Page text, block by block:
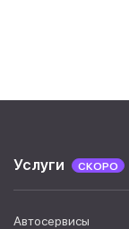
Услуги СКОРО
Автосервисы